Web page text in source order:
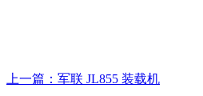
上一篇：军联 JL855 装载机